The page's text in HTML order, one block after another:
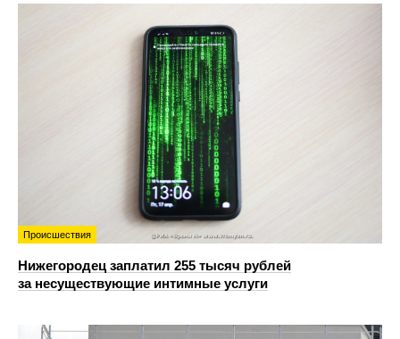
Происшествия
Нижегородец заплатил 255 тысяч рублей
за несуществующие интимные услуги